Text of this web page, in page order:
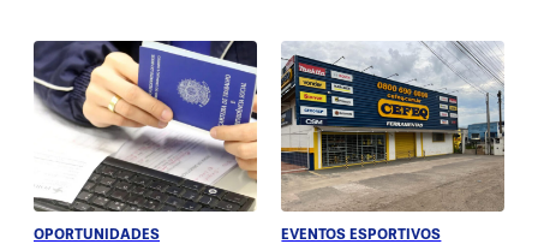
OPORTUNIDADES EVENTOS ESPORTIVOS